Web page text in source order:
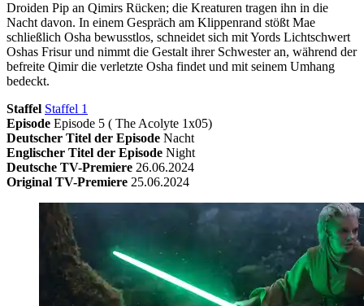
Droiden Pip an Qimirs Rücken; die Kreaturen tragen ihn in die
Nacht davon. In einem Gespräch am Klippenrand stößt Mae
schließlich Osha bewusstlos, schneidet sich mit Yords Lichtschwert
Oshas Frisur und nimmt die Gestalt ihrer Schwester an, während der
befreite Qimir die verletzte Osha findet und mit seinem Umhang
bedeckt.
Staffel Staffel 1
Episode Episode 5 ( The Acolyte 1x05)
Deutscher Titel der Episode Nacht
Englischer Titel der Episode Night
Deutsche TV-Premiere 26.06.2024
Original TV-Premiere 25.06.2024